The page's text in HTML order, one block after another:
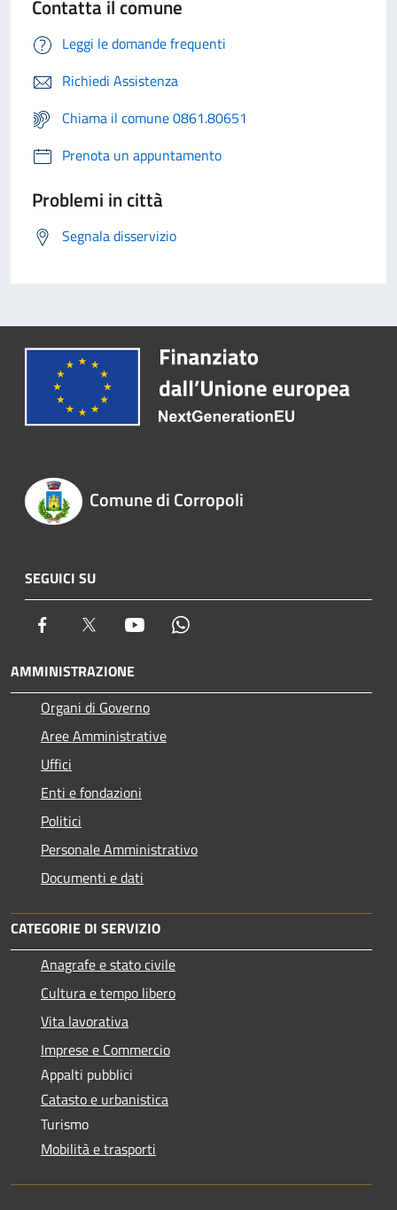
Contatta il comune
Leggi le domande frequenti
Richiedi Assistenza
Chiama il comune 0861.80651
Prenota un appuntamento
Problemi in città
Segnala disservizio
Comune di Corropoli
SEGUICI SU
Facebook Twitter Youtube
AMMINISTRAZIONE
Organi di Governo
Aree Amministrative
Uffici
Enti e fondazioni
Politici
Personale Amministrativo
Documenti e dati
CATEGORIE DI SERVIZIO
Anagrafe e stato civile
Cultura e tempo libero
Vita lavorativa
Imprese e Commercio
Appalti pubblici
Catasto e urbanistica
Turismo
Mobilità e trasporti